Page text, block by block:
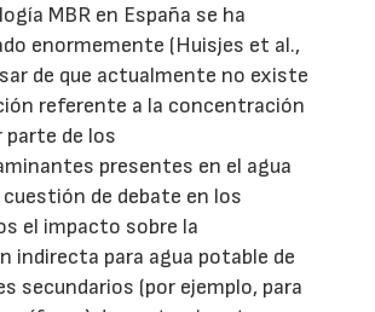
MBR en España se ha
enormemente (Huisjes et al.,
de que actualmente no existe
referente a la concentración
parte de los
presentes en el agua
cuestión de debate en los
el impacto sobre la
indirecta para agua potable de
secundarios (por ejemplo, para